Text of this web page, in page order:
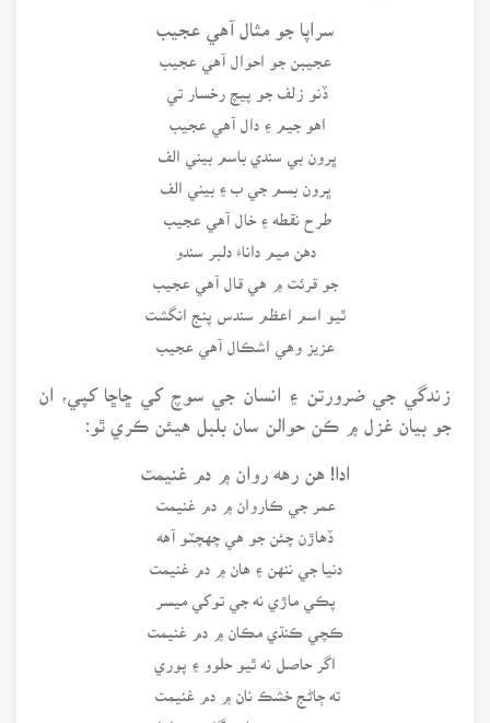
سراپا جو مثال آهي عجيب
عجيبن جو احوال آهي عجيب
ڏنو زلف جو پيچ رخسار تي
اهو جيم ۽ دال آهي عجيب
ڀرون بي سندي باسم بيني الف
ڀرون بسم جي ب ۽ بيني الف
طرح نقطه ۽ خال آهي عجيب
دهن ميم داناءَ دلبر سندو
جو قرئت ۾ هي قال آهي عجيب
ٿيو اسم اعظم سندس پنج انگشت
عزيز وهي اشڪال آهي عجيب
زندگي جي ضرورتن ۽ انسان جي سوچ کي ڇاڇا کپي، ان
جو بيان غزل ۾ ڪن حوالن سان بلبل هيئن ڪري ٿو:
ادا! هن رهه روان ۾ دم غنيمت
عمر جي ڪاروان ۾ دم غنيمت
ڏهاڙن چئن جو هي چهچٽو آهه
دنيا جي ننهن ۽ هان ۾ دم غنيمت
پڪي ماڙي نه جي توکي ميسر
ڪچي ڪنڌي مڪان ۾ دم غنيمت
اگر حاصل نه ٿيو حلوو ۽ پوري
ته ڄاڻج خشڪ نان ۾ دم غنيمت
ڪري وٺ بوستاني گل جي بلبل